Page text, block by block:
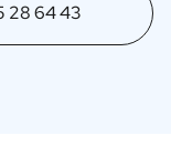
28 64 43